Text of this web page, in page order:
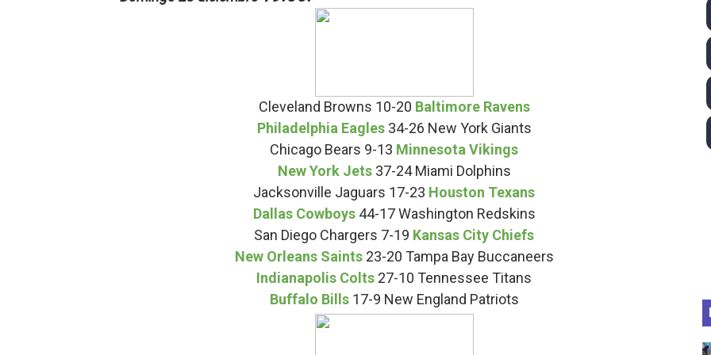
Tour de Francia masculino 2026 - Tadej Pogacar entra en el selecto grupo de los
Mundial de Fórmula 1 2026 - Lando Norris consigue en Hungría su primera victoria
Copa del Mundo femenina 2026 - Estados Unidos campeón dejando a España a las
Campeonato de Europa de saltos 2026 (París, Francia) - Medalla de bronce para
Campeonato de Europa de natación artística 2026 (París, Francia) - España domina
Cleveland Browns 10-20 Baltimore Ravens
Philadelphia Eagles34-26 New York Giants
Chicago Bears 9-13 Minnesota Vikings
New York Jets 37-24 Miami Dolphins
Jacksonville Jaguars 17-23 Houston Texans
Dallas Cowboys 44-17 Washington Redskins
San Diego Chargers 7-19 Kansas City Chiefs
New Orleans Saints 23-20 Tampa Bay Buccaneers
Indianapolis Colts 27-10 Tennessee Titans
Buffalo Bills17-9 New England Patriots